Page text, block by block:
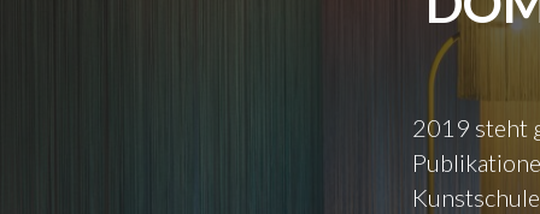
2019 steht